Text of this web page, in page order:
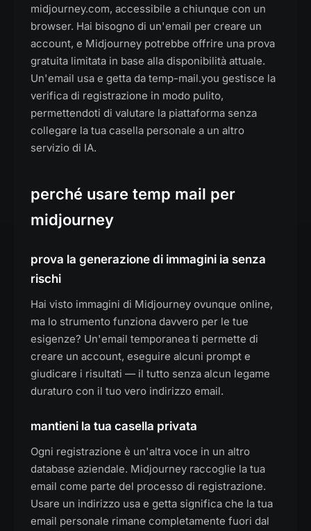
midjourney.com, accessibile a chiunque con un
browser. Hai bisogno di un'email per creare un
account, e Midjourney potrebbe offrire una prova
gratuita limitata in base alla disponibilità attuale.
Un'email usa e getta da temp-mail.you gestisce la
verifica di registrazione in modo pulito,
permettendoti di valutare la piattaforma senza
collegare la tua casella personale a un altro
servizio di IA.
perché usare temp mail per
midjourney
prova la generazione di immagini ia senza
rischi
Hai visto immagini di Midjourney ovunque online,
ma lo strumento funziona davvero per le tue
esigenze? Un'email temporanea ti permette di
creare un account, eseguire alcuni prompt e
giudicare i risultati — il tutto senza alcun legame
duraturo con il tuo vero indirizzo email.
mantieni la tua casella privata
Ogni registrazione è un'altra voce in un altro
database aziendale. Midjourney raccoglie la tua
email come parte del processo di registrazione.
Usare un indirizzo usa e getta significa che la tua
email personale rimane completamente fuori dal